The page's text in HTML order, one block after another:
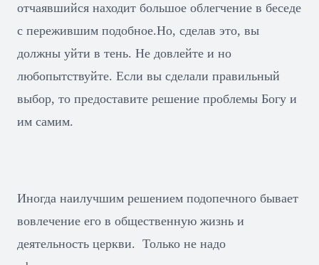
отчаявшийся находит большое облегчение в беседе
с пережившим подобное.Но, сделав это, вы
должны уйти в тень. Не довлейте и но
любопытствуйте. Если вы сделали правильный
выбор, то предоставите решение проблемы Богу и
им самим.
Иногда наилучшим решением подопечного бывает
вовлечение его в общественную жизнь и
деятельность церкви. Только не надо